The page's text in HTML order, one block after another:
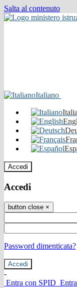
Salta al contenuto
Italiano
Accedi
Accedi
button close ×
Password dimenticata?
-
Entra con SPID